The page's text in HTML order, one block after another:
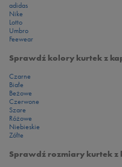
adidas
Nike
Lotto
Umbro
Feewear
Sprawdź kolory kurtek z
Czarne
Białe
Beżowe
Czerwone
Szare
Różowe
Niebieskie
Zółte
Sprawdź rozmiary kurtek z